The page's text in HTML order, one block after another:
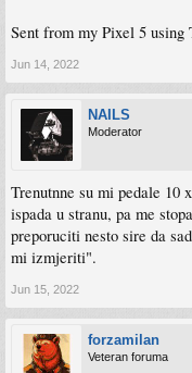
Sent from my Pixel 5 using
Jun 14, 2022
NAILS
Moderator
Trenutnne su mi pedale
ispada u stranu, pa me
preporuciti nesto sire da
mi izmjeriti".
Jun 15, 2022
forzamilan
Veteran foruma